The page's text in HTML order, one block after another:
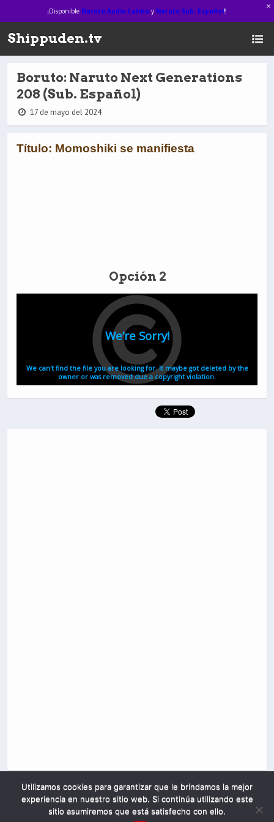
¡Disponible Naruto Audio Latinoy Naruto Sub. Español!
Shippuden.tv
Boruto: Naruto Next Generations
208 (Sub. Español)
17 de mayo del 2024
Título: Momoshiki se manifiesta
Opción 2
Utilizamos cookies para garantizar que le brindamos la mejor
experiencia en nuestro sitio web. Si continúa utilizando este
sitio asumiremos que está satisfecho con ello.